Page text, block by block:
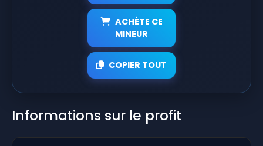
ACHÈTE CE
MINEUR
COPIER TOUT
Informations sur le profit